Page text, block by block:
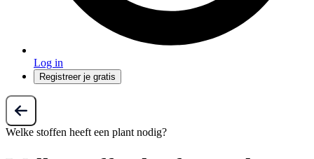
Log in
Registreer je gratis
Welke stoffen heeft een plant nodig?